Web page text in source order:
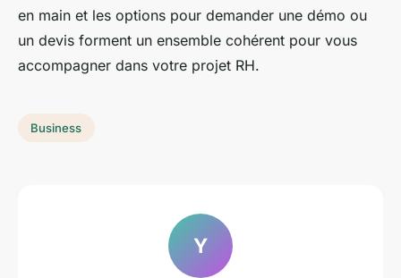
en main et les options pour demander une démo ou
un devis forment un ensemble cohérent pour vous
accompagner dans votre projet RH.
Business
Y